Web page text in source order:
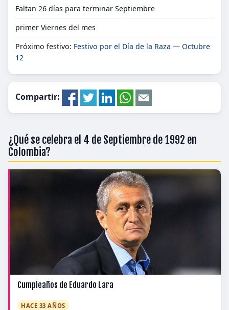
Faltan 26 días para terminar Septiembre
primer Viernes del mes
Próximo festivo: Festivo por el Día de la Raza — Octubre
12
Compartir:
¿Qué se celebra el 4 de Septiembre de 1992 en
Colombia?
Cumpleaños de Eduardo Lara
HACE 33 AÑOS